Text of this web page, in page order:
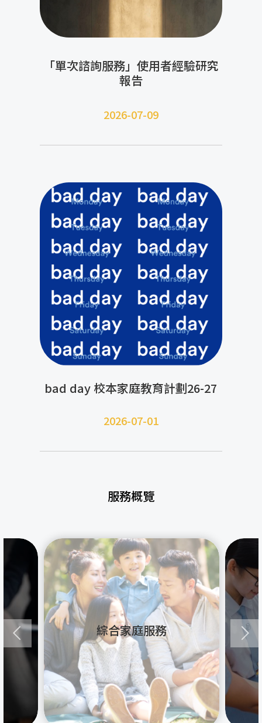
「單次諮詢服務」使用者經驗研究
報告
2026-07-09
bad day 校本家庭教育計劃26-27
2026-07-01
服務概覽
綜合家庭服務